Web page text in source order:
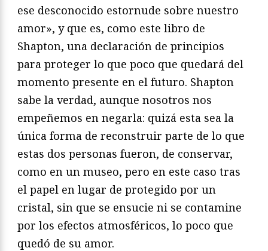
ese desconocido estornude sobre nuestro
amor», y que es, como este libro de
Shapton, una declaración de principios
para proteger lo que poco que quedará del
momento presente en el futuro. Shapton
sabe la verdad, aunque nosotros nos
empeñemos en negarla: quizá esta sea la
única forma de reconstruir parte de lo que
estas dos personas fueron, de conservar,
como en un museo, pero en este caso tras
el papel en lugar de protegido por un
cristal, sin que se ensucie ni se contamine
por los efectos atmosféricos, lo poco que
quedó de su amor.